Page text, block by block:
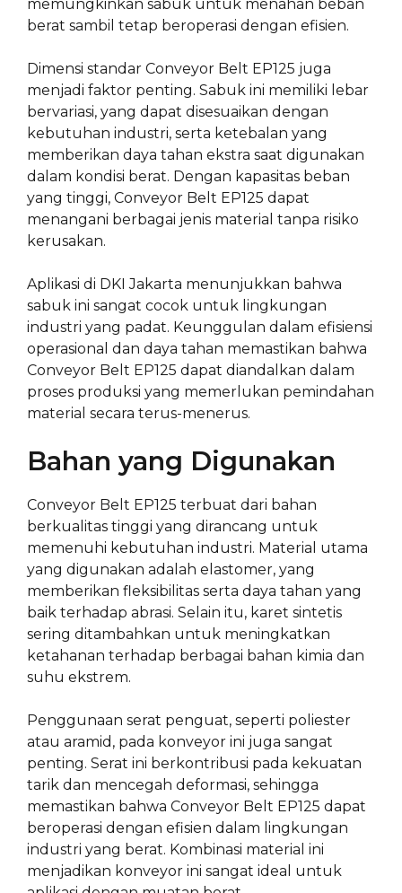
memungkinkan sabuk untuk menahan beban
berat sambil tetap beroperasi dengan efisien.
Dimensi standar Conveyor Belt EP125 juga
menjadi faktor penting. Sabuk ini memiliki lebar
bervariasi, yang dapat disesuaikan dengan
kebutuhan industri, serta ketebalan yang
memberikan daya tahan ekstra saat digunakan
dalam kondisi berat. Dengan kapasitas beban
yang tinggi, Conveyor Belt EP125 dapat
menangani berbagai jenis material tanpa risiko
kerusakan.
Aplikasi di DKI Jakarta menunjukkan bahwa
sabuk ini sangat cocok untuk lingkungan
industri yang padat. Keunggulan dalam efisiensi
operasional dan daya tahan memastikan bahwa
Conveyor Belt EP125 dapat diandalkan dalam
proses produksi yang memerlukan pemindahan
material secara terus-menerus.
Bahan yang Digunakan
Conveyor Belt EP125 terbuat dari bahan
berkualitas tinggi yang dirancang untuk
memenuhi kebutuhan industri. Material utama
yang digunakan adalah elastomer, yang
memberikan fleksibilitas serta daya tahan yang
baik terhadap abrasi. Selain itu, karet sintetis
sering ditambahkan untuk meningkatkan
ketahanan terhadap berbagai bahan kimia dan
suhu ekstrem.
Penggunaan serat penguat, seperti poliester
atau aramid, pada konveyor ini juga sangat
penting. Serat ini berkontribusi pada kekuatan
tarik dan mencegah deformasi, sehingga
memastikan bahwa Conveyor Belt EP125 dapat
beroperasi dengan efisien dalam lingkungan
industri yang berat. Kombinasi material ini
menjadikan konveyor ini sangat ideal untuk